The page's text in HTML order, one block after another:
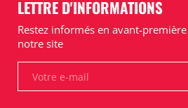
LETTRE D'INFORMATIONS
Restez informés en avant-
notre site